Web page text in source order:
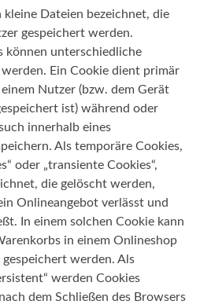
kleine Dateien bezeichnet, die
gespeichert werden.
können unterschiedliche
Ein Cookie dient primär
Nutzer (bzw. dem Gerät
ist) während oder
innerhalb eines
Als temporäre Cookies,
oder „transiente Cookies“,
die gelöscht werden,
Onlineangebot verlässt und
In einem solchen Cookie kann
in einem Onlineshop
werden. Als
werden Cookies
dem Schließen des Browsers